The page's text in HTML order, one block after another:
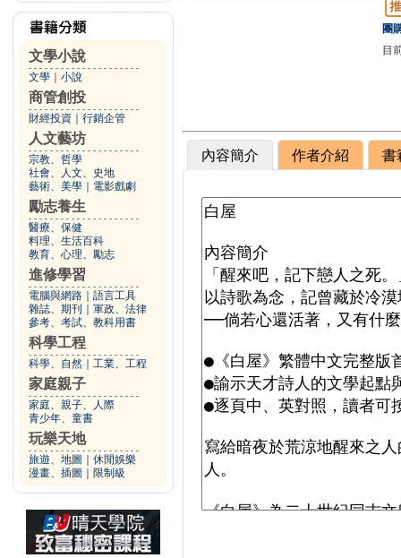
文學小說
文學 小說
商管創投
財經投資 行銷企管
人文藝坊
宗教、哲學
社會、人文、史地
藝術、美學
電影戲劇
勵志養生
醫療、保健
料理、生活百科
教育、心理、勵志
進修學習
電腦與網路
語言工具
雜誌、期刊
軍政、法律
參考、考試、教科用書
科學工程
科學、自然 工業、工程
家庭親子
家庭、親子、人際
青少年、童書
玩樂天地
旅遊、地圖
休閒娛樂
漫畫、插圖
限制級
團
目
內容簡介 作者介紹 書